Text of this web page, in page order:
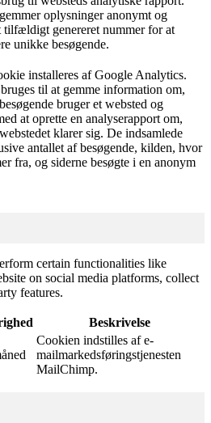
oplysninger anonymt og
tilfældigt genereret nummer for at
unikke besøgende.
installeres af Google Analytics.
til at gemme information om,
bruger et websted og
at oprette en analyserapport om,
klarer sig. De indsamlede
antallet af besøgende, kilden, hvor
fra, og siderne besøgte i en anonym
certain functionalities like
on social media platforms, collect
features.
Beskrivelse
Cookien indstilles af e-
mailmarkedsføringstjenesten
MailChimp.